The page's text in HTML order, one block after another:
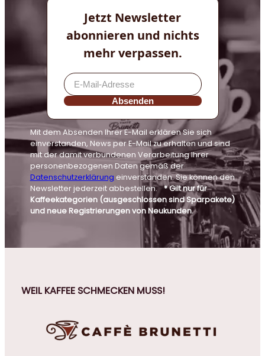
Jetzt Newsletter
abonnieren und nichts
mehr verpassen.
Absenden
Mit dem Absenden Ihrer E-Mail erklären Sie sich
einverstanden, News per E-Mail zu erhalten und sind
mit der damit verbundenen Verarbeitung Ihrer
personenbezogenen Daten gemäß der
Datenschutzerklärung einverstanden. Sie können den
Newsletter jederzeit abbestellen.* Gilt nur für
Kaffeekategorien (ausgeschlossen sind Sparpakete)
und neue Registrierungen von Neukunden.
WEIL KAFFEE SCHMECKEN MUSS!